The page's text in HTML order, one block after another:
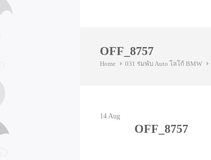
OFF_8757
Home 031 ร่มพับ Auto โลโก้ BMW
14 Aug
OFF_8757